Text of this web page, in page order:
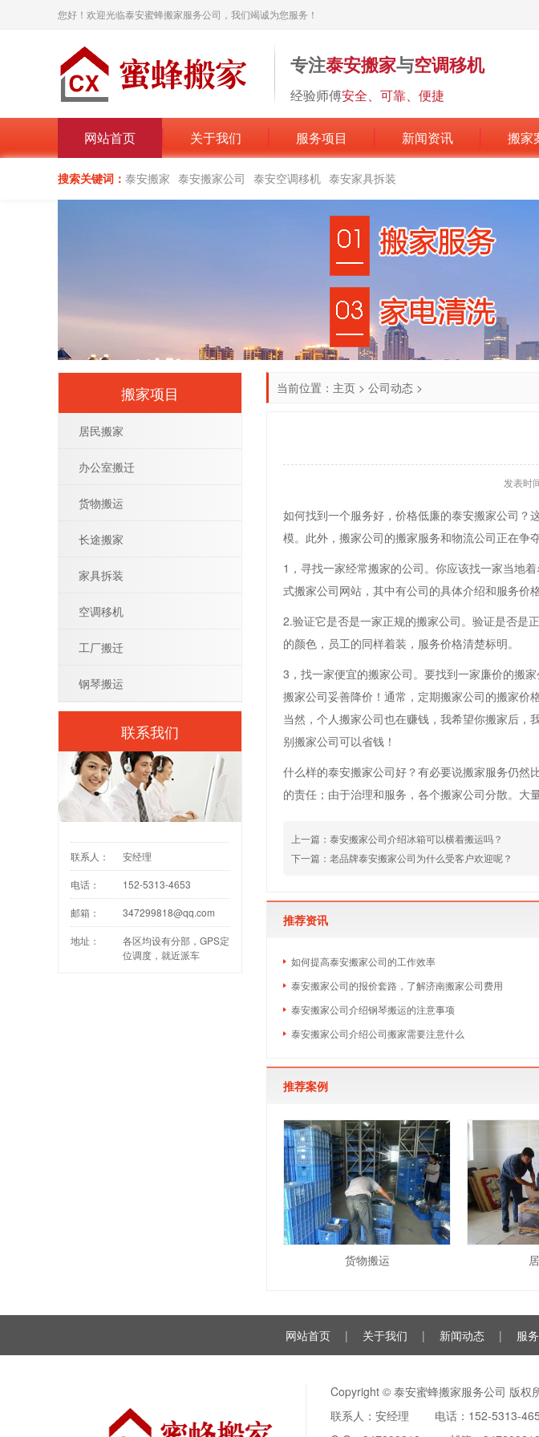
您好！欢迎光临泰安蜜蜂搬家服务公司，我们竭诚为您服务！
专注泰安搬家与空调移机
经验师傅安全、可靠、便捷
网站首页 关于我们 服务项目 新闻资讯 搬家
搜索关键词： 泰安搬家 泰安搬家公司 泰安空调移机 泰安家具拆装
当前位置： 主页 > 公司动态 >
发表时
如何找到一个服务好，价格低廉的泰安搬家公司？
模。此外，搬家公司的搬家服务和物流公司正在争
1，寻找一家经常搬家的公司。你应该找一家当地
式搬家公司网站，其中有公司的具体介绍和服务价
2.验证它是否是一家正规的搬家公司。验证是否是
的颜色，员工的同样着装，服务价格清楚标明。
3，找一家便宜的搬家公司。要找到一家廉价的搬
搬家公司妥善降价！通常，定期搬家公司的搬家价
当然，个人搬家公司也在赚钱，我希望你搬家后，
别搬家公司可以省钱！
什么样的泰安搬家公司好？有必要说搬家服务仍然
的责任；由于治理和服务，各个搬家公司分散。大
上一篇： 泰安搬家公司介绍冰箱可以横着搬运吗？
下一篇： 老品牌泰安搬家公司为什么受客户欢迎呢？
推荐资讯
如何提高泰安搬家公司的工作效率
泰安搬家公司的报价套路，了解济南搬家公司费用
泰安搬家公司介绍钢琴搬运的注意事项
泰安搬家公司介绍公司搬家需要注意什么
推荐案例
货物搬运
搬家项目
居民搬家
办公室搬迁
货物搬运
长途搬家
家具拆装
空调移机
工厂搬迁
钢琴搬运
联系我们
联系人： 安经理
电话： 152-5313-4653
邮箱： 347299818@qq.com
地址：
各区均设有分部，GPS定
位调度，就近派车
网站首页 | 关于我们 | 新闻动态 | 服
Copyright © 泰安蜜蜂搬家服务公司 版权
联系人：安经理 电话：152-5313-